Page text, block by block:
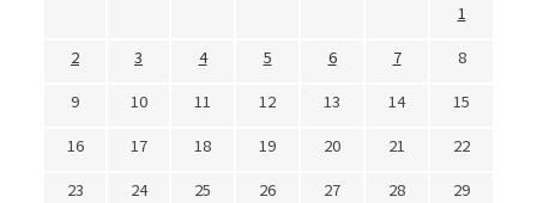
1
2
3 4 5 6 7
8
9
10 11 12 13 14
15
16
17 18 19 20 21
22
23
24 25 26 27 28
29